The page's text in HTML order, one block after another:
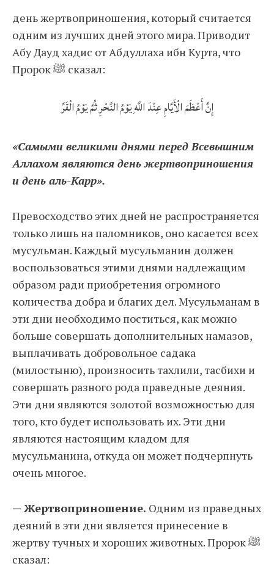
день жертвоприношения, который считается
одним из лучших дней этого мира. Приводит
Абу Дауд хадис от Абдуллаха ибн Курта, что
Пророк ﷺ сказал:
إِنَّ أَعْظَمَ الْأَيَّامِ عِنْدَ اللَّهِ يَوْمُ النَّحْرِ ثُمَّ يَوْمُ الْقَرِّ
«Самыми великими днями перед Всевышним
Аллахом являются день жертвоприношения
и день аль-Карр».
Превосходство этих дней не распространяется
только лишь на паломников, оно касается всех
мусульман. Каждый мусульманин должен
воспользоваться этими днями надлежащим
образом ради приобретения огромного
количества добра и благих дел. Мусульманам в
эти дни необходимо поститься, как можно
больше совершать дополнительных намазов,
выплачивать добровольное садака
(милостыню), произносить тахлили, тасбихи и
совершать разного рода праведные деяния.
Эти дни являются золотой возможностью для
того, кто будет использовать их. Эти дни
являются настоящим кладом для
мусульманина, откуда он может подчерпнуть
очень многое.
— Жертвоприношение. Одним из праведных
деяний в эти дни является принесение в
жертву тучных и хороших животных. Пророк ﷺ
сказал: